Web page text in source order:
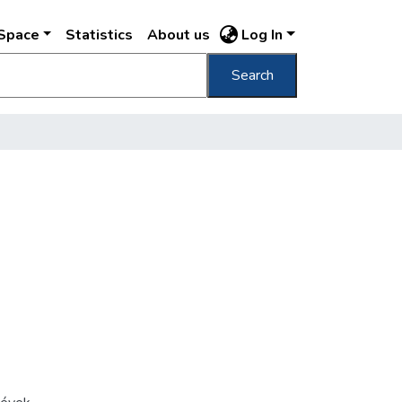
Statistics About us Log In
Search